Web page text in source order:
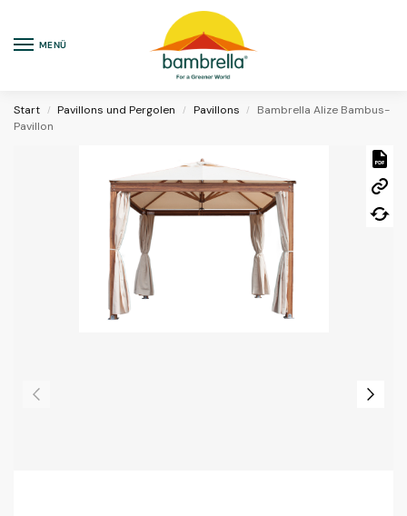
MENÜ
Start / Pavillons und Pergolen / Pavillons /
Bambrella Alize Bambus-
Pavillon